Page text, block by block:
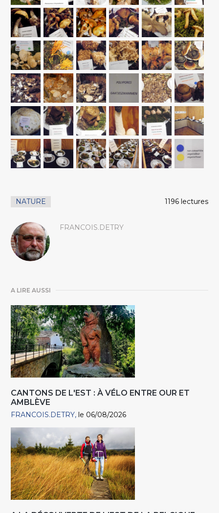
NATURE 1196 lectures
FRANCOIS.DETRY
A LIRE AUSSI
CANTONS DE L'EST : À VÉLO ENTRE OUR ET
AMBLÈVE
FRANCOIS.DETRY le 06/08/2026